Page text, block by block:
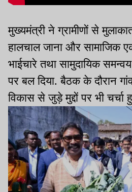
मुख्यमंत्री ने ग्रामीणों से
हालचाल जाना और सामाजिक
भाईचारे तथा सामुदायिक
पर बल दिया. बैठक के दौरान
विकास से जुड़े मुद्दों पर भी चर्चा